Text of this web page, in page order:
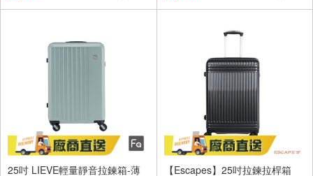
25吋 LIEVE輕量靜音拉鍊箱-薄
【Escapes】25吋拉鍊拉桿箱